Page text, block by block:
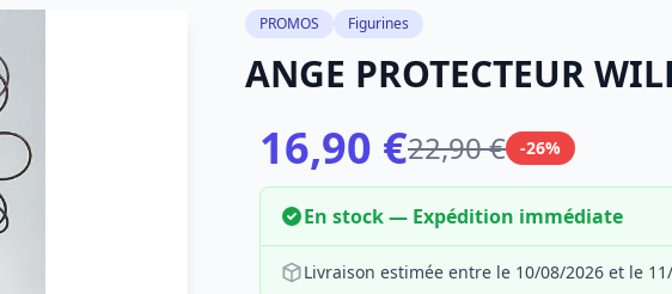
PROMOS Figurines
ANGE PROTECTEUR
16,90 €22,90 € -26%
En stock — Expédition immédiate
Livraison estimée entre le 10/08/2026 et le